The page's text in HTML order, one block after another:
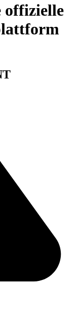
offizielle